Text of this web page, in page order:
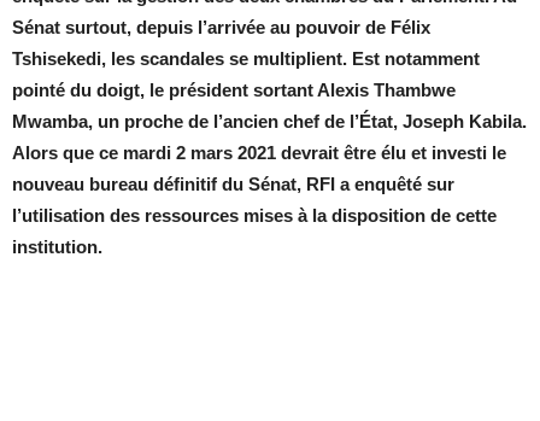
Sénat surtout, depuis l’arrivée au pouvoir de Félix
Tshisekedi, les scandales se multiplient. Est notamment
pointé du doigt, le président sortant Alexis Thambwe
Mwamba, un proche de l’ancien chef de l’État, Joseph Kabila.
Alors que ce mardi 2 mars 2021 devrait être élu et investi le
nouveau bureau définitif du Sénat, RFI a enquêté sur
l’utilisation des ressources mises à la disposition de cette
institution.